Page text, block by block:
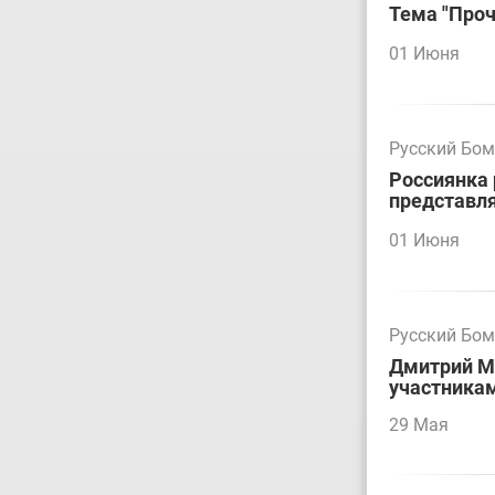
Тема
01 Июня
Русский
Россиянка
01 Июня
Русский
Дмитрий
29 Мая